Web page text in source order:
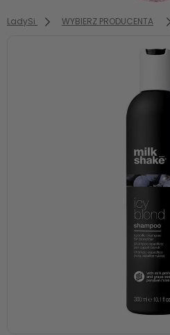
zaloguj się, aby
listy z
LadySi WYBIERZ PRODUCENTA